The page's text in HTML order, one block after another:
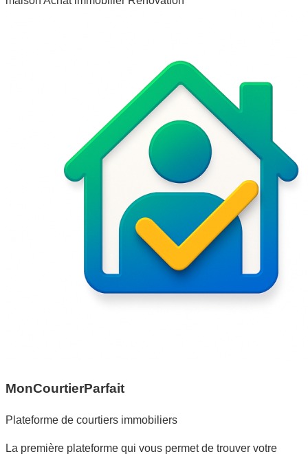
MonCourtierParfait
Plateforme de courtiers immobiliers
La première plateforme qui vous permet de trouver votre